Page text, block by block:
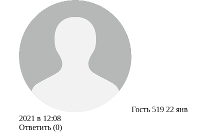
Гость 519 22 янв
2021 в 12:08
Ответить (0)